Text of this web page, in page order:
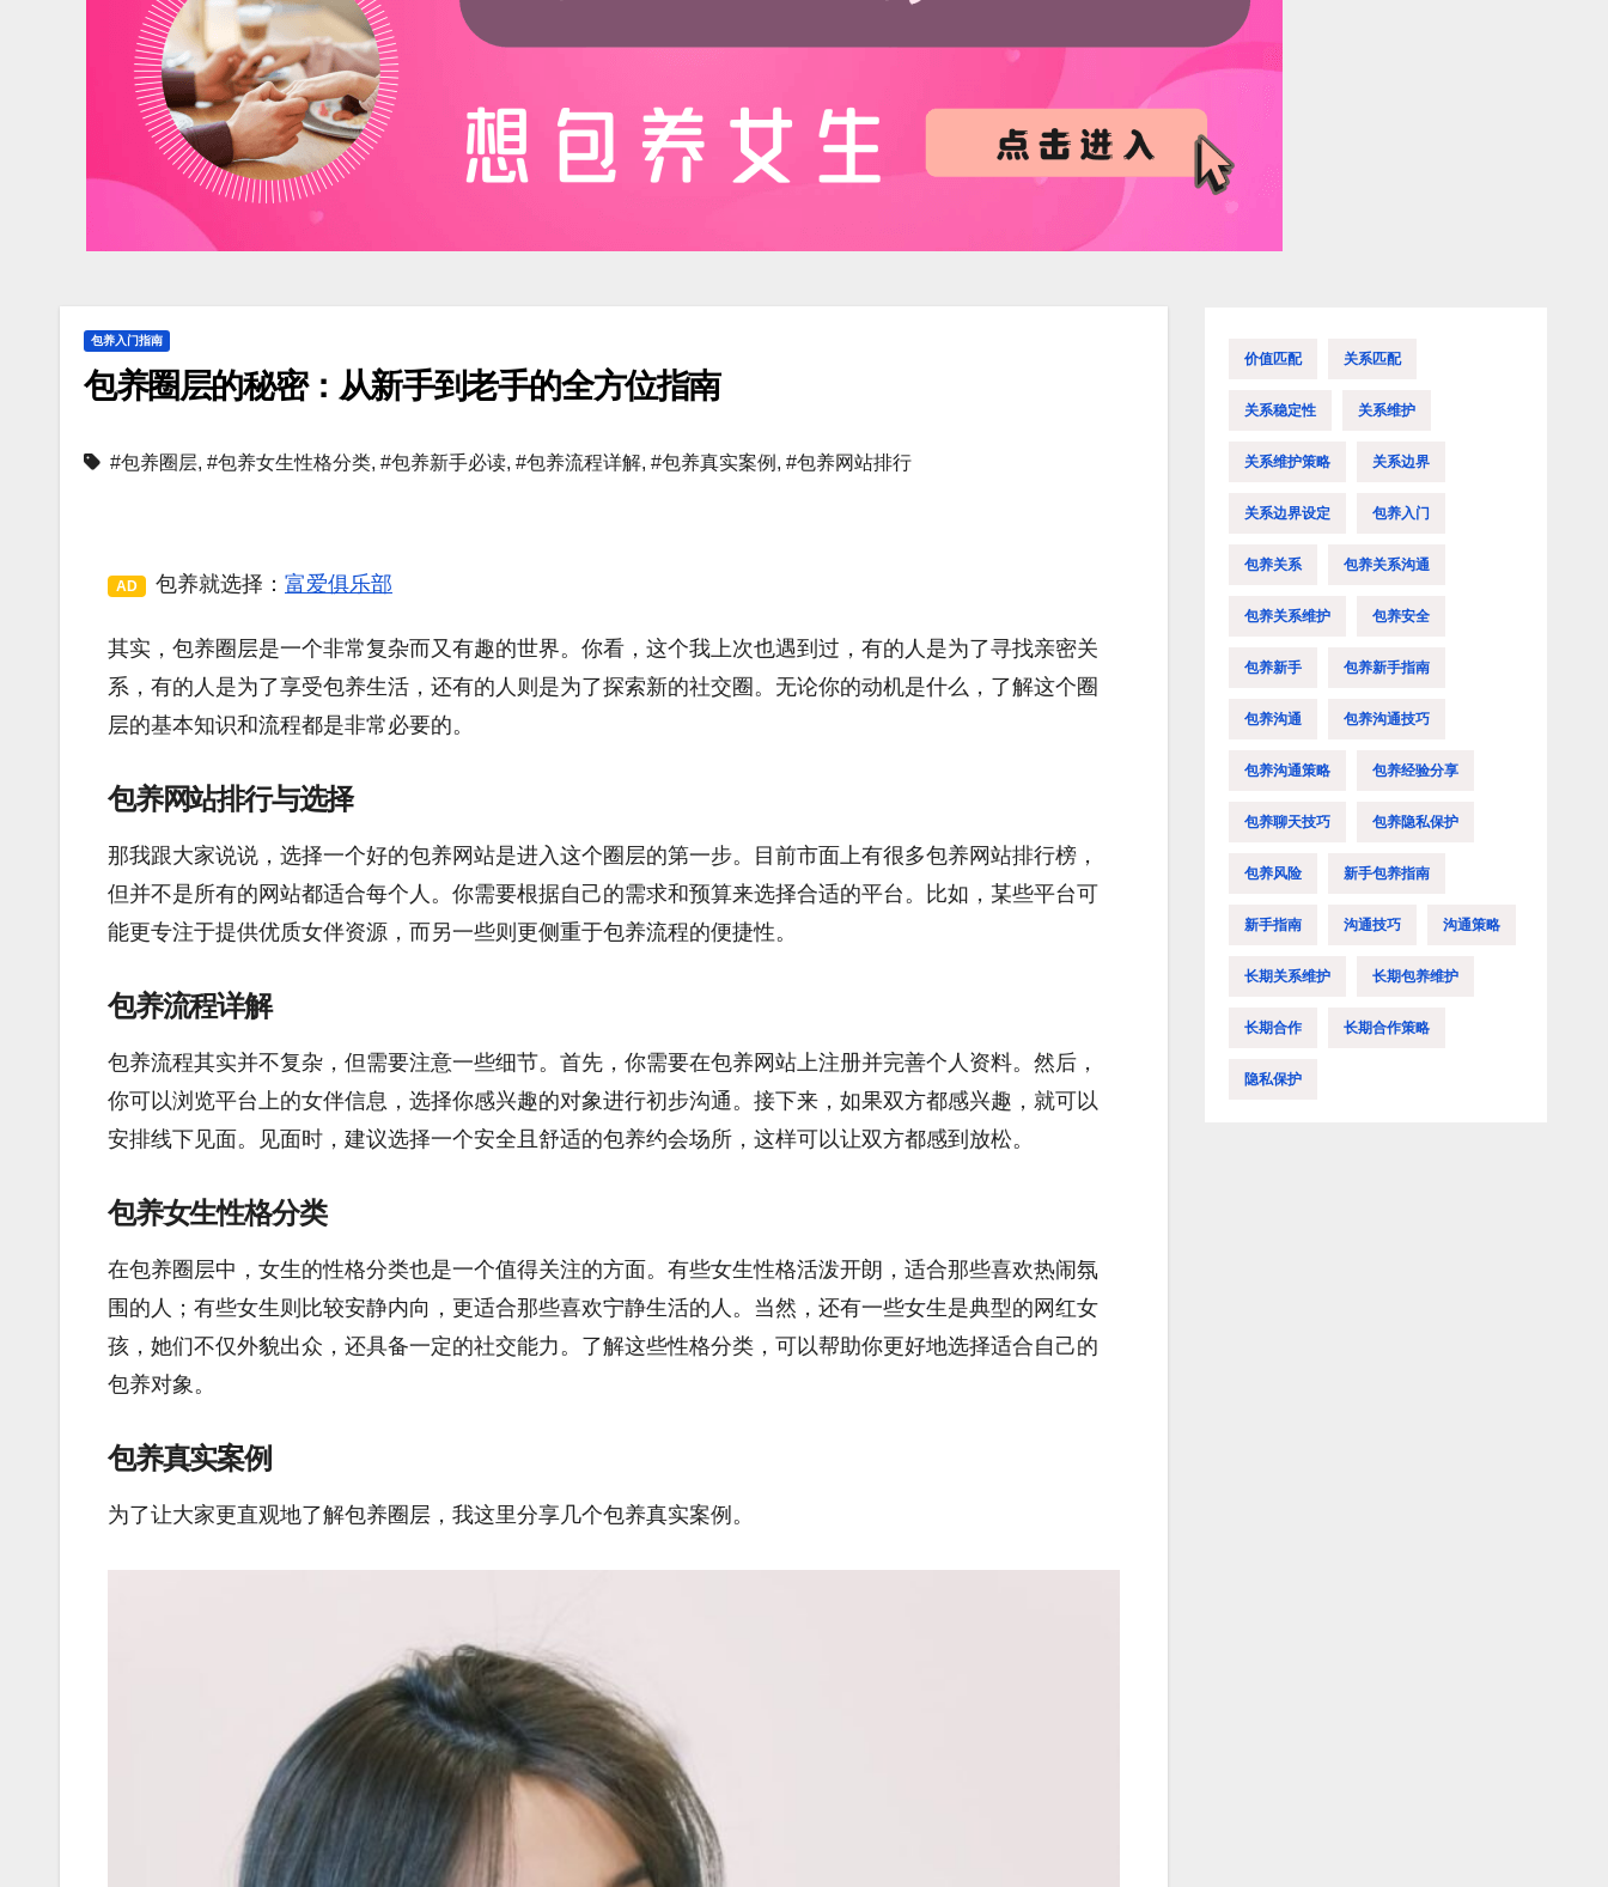
包养入门指南
包养圈层的秘密：从新手到老手的全方位指南
#包养圈层, #包养女生性格分类, #包养新手必读, #包养流程详解, #包养真实案例 , #包养网站排行
AD 包养就选择： 富爱俱乐部
其实，包养圈层是一个非常复杂而又有趣的世界。你看，这个我上次也遇到过，有的人是为了寻找亲密关
系，有的人是为了享受包养生活，还有的人则是为了探索新的社交圈。无论你的动机是什么，了解这个圈
层的基本知识和流程都是非常必要的。
包养网站排行与选择
那我跟大家说说，选择一个好的包养网站是进入这个圈层的第一步。目前市面上有很多包养网站排行榜，
但并不是所有的网站都适合每个人。你需要根据自己的需求和预算来选择合适的平台。比如，某些平台可
能更专注于提供优质女伴资源，而另一些则更侧重于包养流程的便捷性。
包养流程详解
包养流程其实并不复杂，但需要注意一些细节。首先，你需要在包养网站上注册并完善个人资料。然后，
你可以浏览平台上的女伴信息，选择你感兴趣的对象进行初步沟通。接下来，如果双方都感兴趣，就可以
安排线下见面。见面时，建议选择一个安全且舒适的包养约会场所，这样可以让双方都感到放松。
包养女生性格分类
在包养圈层中，女生的性格分类也是一个值得关注的方面。有些女生性格活泼开朗，适合那些喜欢热闹氛
围的人；有些女生则比较安静内向，更适合那些喜欢宁静生活的人。当然，还有一些女生是典型的网红女
孩，她们不仅外貌出众，还具备一定的社交能力。了解这些性格分类，可以帮助你更好地选择适合自己的
包养对象。
包养真实案例
为了让大家更直观地了解包养圈层，我这里分享几个包养真实案例。
价值匹配 关系匹配
关系稳定性 关系维护
关系维护策略 关系边界
关系边界设定 包养入门
包养关系 包养关系沟通
包养关系维护 包养安全
包养新手 包养新手指南
包养沟通 包养沟通技巧
包养沟通策略 包养经验分享
包养聊天技巧 包养隐私保护
包养风险 新手包养指南
新手指南 沟通技巧 沟通策略
长期关系维护 长期包养维护
长期合作 长期合作策略
隐私保护